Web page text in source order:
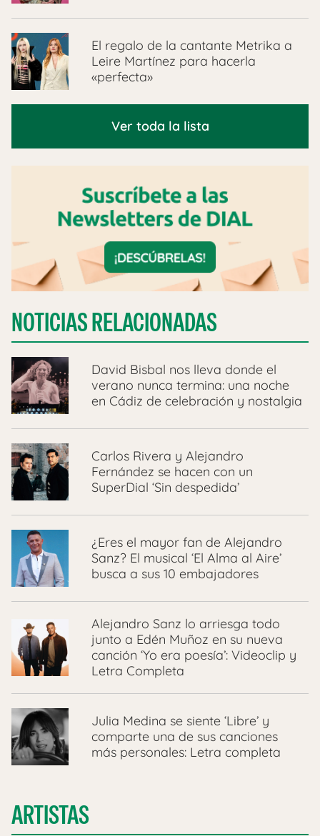
El regalo de la cantante Metrika a
Leire Martínez para hacerla
«perfecta»
Ver toda la lista
NOTICIAS RELACIONADAS
David Bisbal nos lleva donde el
verano nunca termina: una noche
en Cádiz de celebración y nostalgia
Carlos Rivera y Alejandro
Fernández se hacen con un
SuperDial ‘Sin despedida’
¿Eres el mayor fan de Alejandro
Sanz? El musical ‘El Alma al Aire’
busca a sus 10 embajadores
Alejandro Sanz lo arriesga todo
junto a Edén Muñoz en su nueva
canción ‘Yo era poesía’: Videoclip y
Letra Completa
Julia Medina se siente ‘Libre’ y
comparte una de sus canciones
más personales: Letra completa
ARTISTAS